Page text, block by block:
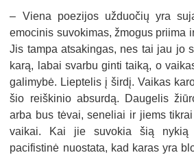
– Viena poezijos užduočių yra
emocinis suvokimas, žmogus priima
Jis tampa atsakingas, nes tai jau jo
karą, labai svarbu ginti taiką, o
galimybė. Lieptelis į širdį. Vaikas
šio reiškinio absurdą. Daugelis
arba bus tėvai, seneliai ir jiems
vaikai. Kai jie suvokia šią nykią
pacifistinė nuostata, kad karas yra